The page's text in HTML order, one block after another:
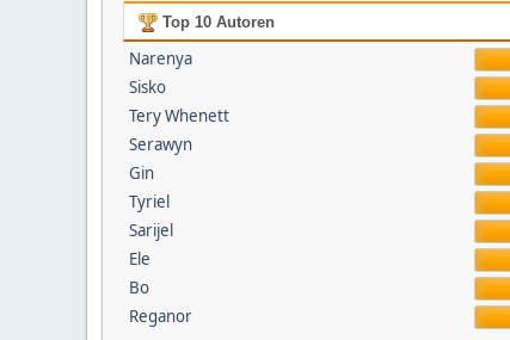
Top 10 Autoren
Narenya
Sisko
Tery Whenett
Serawyn
Gin
Tyriel
Sarijel
Ele
Bo
Reganor